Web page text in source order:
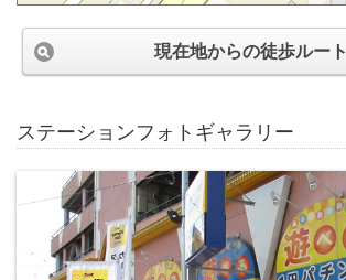
現在地からの徒歩ルート
ステーションフォトギャラリー